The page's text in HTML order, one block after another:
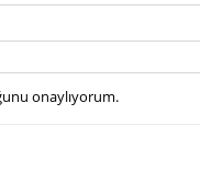
onaylıyorum.